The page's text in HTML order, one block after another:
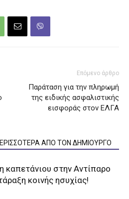
Επόμενο άρθρο
Παράταση για την πληρωμή
της ειδικής ασφαλιστικής
εισφοράς στον ΕΛΓΑ
ΑΠΟ ΤΟΝ ΔΗΜΙΟΥΡΓΟ
καπετάνιου στην Αντίπαρο
κοινής ησυχίας!